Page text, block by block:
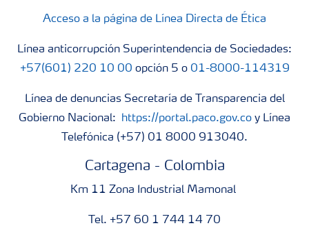
Acceso a la página de Línea Directa de Ética
Línea anticorrupción Superintendencia de Sociedades:
+57(601) 220 10 00 opción 5 o 01-8000-114319
Línea de denuncias Secretaría de Transparencia del
Gobierno Nacional:
https://portal.paco.gov.co y Línea
Telefónica (+57) 01 8000 913040.
Cartagena - Colombia
Km 11 Zona Industrial Mamonal
Tel. +57 60 1 744 14 70